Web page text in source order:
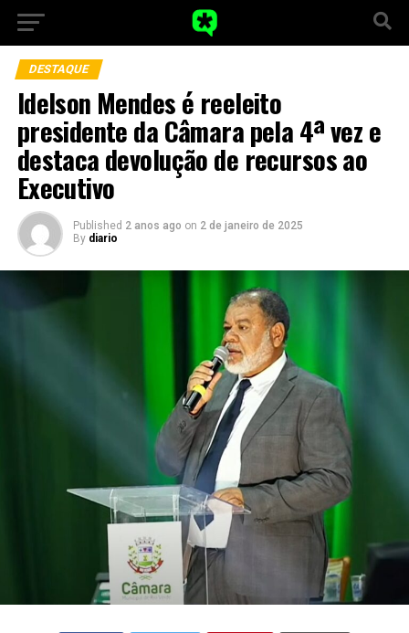
DESTAQUE
Idelson Mendes é reeleito
presidente da Câmara pela 4ª vez e
destaca devolução de recursos ao
Executivo
Published 2 anos ago on 2 de janeiro de 2025
By diario